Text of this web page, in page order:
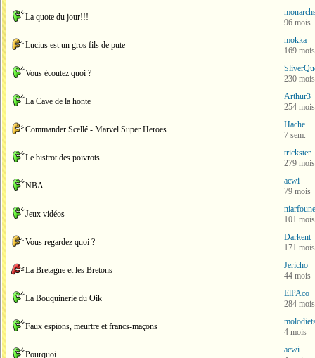
La quote du jour!!!
96 mois
Lucius est un gros fils de pute
mokka
169 mois
Vous écoutez quoi ?
230 mois
La Cave de la honte
Arthur3
254 mois
Commander Scellé - Marvel Super Heroes
Hache
7 sem.
Le bistrot des poivrots
trickster
279 mois
NBA
acwi
79 mois
Jeux vidéos
101 mois
Vous regardez quoi ?
Darkent
171 mois
La Bretagne et les Bretons
Jericho
44 mois
La Bouquinerie du Oik
ElPAco
284 mois
Faux espions, meurtre et francs-maçons
4 mois
Pourquoi
acwi